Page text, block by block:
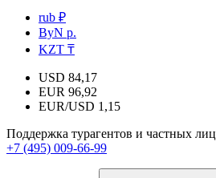
rub ₽
ByN р.
KZT ₸
USD 84,17
EUR 96,92
EUR/USD 1,15
Поддержка турагентов и частных лиц
+7 (495) 009-66-99